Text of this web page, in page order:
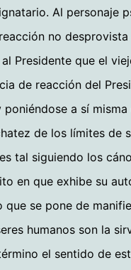
Al personaje
no
Presidente que el
de reacción del
a sí
de los límites de
tal siguiendo los
en que exhibe su
que se pone de
humanos son la
el sentido de